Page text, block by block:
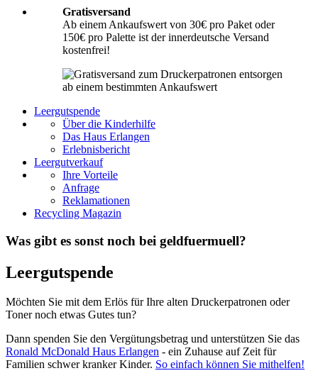
Gratisversand
Ab einem Ankaufswert von 30€ pro Paket oder
150€ pro Palette ist der innerdeutsche Versand
kostenfrei!
Leergutspende
Über die Kinderhilfe
Das Haus Erlangen
Erlebnisbericht
Leergutverkauf
Ihre Vorteile
Anfrage
Reklamationen
Recycling Magazin
Was gibt es sonst noch bei geldfuermuell?
Leergutspende
Möchten Sie mit dem Erlös für Ihre alten Druckerpatronen oder
Toner noch etwas Gutes tun?
Dann spenden Sie den Vergütungsbetrag und unterstützen Sie das
Ronald McDonald Haus Erlangen - ein Zuhause auf Zeit für
Familien schwer kranker Kinder. So einfach können Sie mithelfen!